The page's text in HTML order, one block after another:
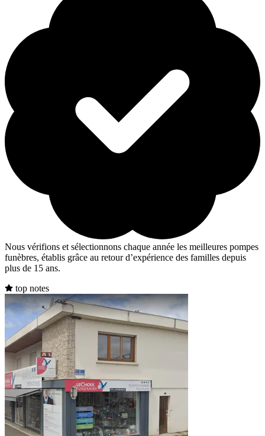
Nous vérifions et sélectionnons chaque année les meilleures pompes
funèbres, établis grâce au retour d’expérience des familles depuis
plus de 15 ans.
top notes